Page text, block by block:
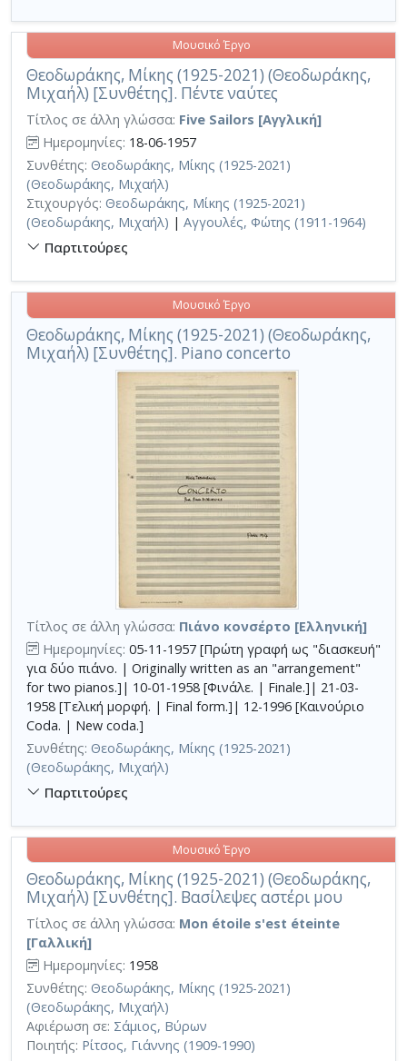
Θεοδωράκης, Μίκης (1925-2021) (Θεοδωράκης,
Μιχαήλ) [Συνθέτης]. Πέντε ναύτες
Μουσικό Έργο
Τίτλος σε άλλη γλώσσα: Five Sailors [Αγγλική]
Ημερομηνίες: 18-06-1957
Συνθέτης: Θεοδωράκης, Μίκης (1925-2021)
(Θεοδωράκης, Μιχαήλ)
Στιχουργός: Θεοδωράκης, Μίκης (1925-2021)
(Θεοδωράκης, Μιχαήλ) | Αγγουλές, Φώτης (1911-1964)
Παρτιτούρες
Θεοδωράκης, Μίκης (1925-2021) (Θεοδωράκης,
Μιχαήλ) [Συνθέτης]. Piano concerto
Μουσικό Έργο
Τίτλος σε άλλη γλώσσα: Πιάνο κονσέρτο [Ελληνική]
Ημερομηνίες: 05-11-1957 [Πρώτη γραφή ως "διασκευή"
για δύο πιάνο. | Originally written as an "arrangement"
for two pianos.]| 10-01-1958 [Φινάλε. | Finale.]| 21-03-
1958 [Τελική μορφή. | Final form.]| 12-1996 [Καινούριο
Coda. | New coda.]
Συνθέτης: Θεοδωράκης, Μίκης (1925-2021)
(Θεοδωράκης, Μιχαήλ)
Παρτιτούρες
Θεοδωράκης, Μίκης (1925-2021) (Θεοδωράκης,
Μιχαήλ) [Συνθέτης]. Βασίλεψες αστέρι μου
Μουσικό Έργο
Τίτλος σε άλλη γλώσσα: Mon étoile s'est éteinte
[Γαλλική]
Ημερομηνίες: 1958
Συνθέτης: Θεοδωράκης, Μίκης (1925-2021)
(Θεοδωράκης, Μιχαήλ)
Αφιέρωση σε: Σάμιος, Βύρων
Ποιητής: Ρίτσος, Γιάννης (1909-1990)